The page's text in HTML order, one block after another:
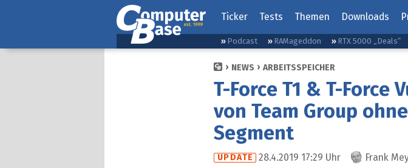
Ticker Tests Themen Downloads
Podcast RAMageddon RTX 5000 „Deals“
NEWS ARBEITSSPEICHER
T-Force T1 & T-Force
von Team Group
Segment
UPDATE 28.4.2019 17:29 Uhr Frank